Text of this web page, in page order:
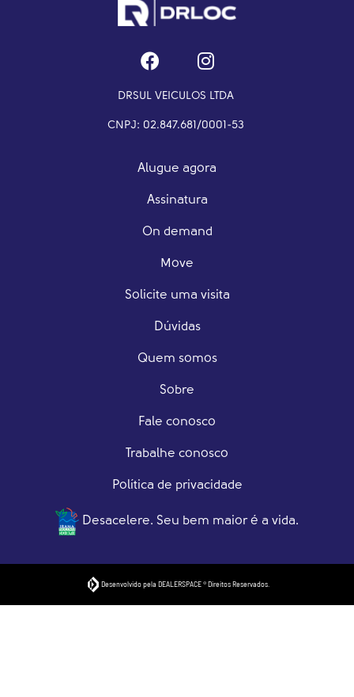
DRSUL VEICULOS LTDA
CNPJ: 02.847.681/0001-53
Alugue agora
Assinatura
On demand
Move
Solicite uma visita
Dúvidas
Quem somos
Sobre
Fale conosco
Trabalhe conosco
Política de privacidade
Desacelere. Seu bem maior é a vida.
Desenvolvido pela DEALERSPACE ® Direitos Reservados.